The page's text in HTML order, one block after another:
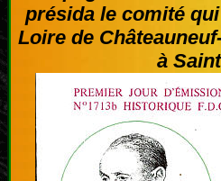
présida le comité
Loire de
à